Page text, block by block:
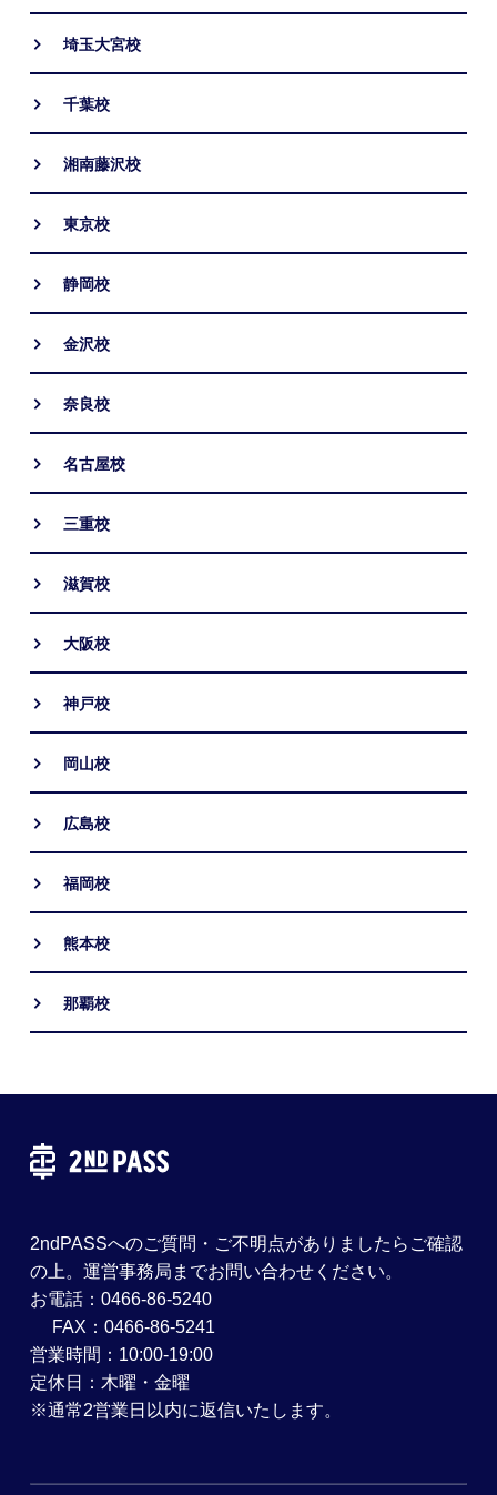
埼玉大宮校
千葉校
湘南藤沢校
東京校
静岡校
金沢校
奈良校
名古屋校
三重校
滋賀校
大阪校
神戸校
岡山校
広島校
福岡校
熊本校
那覇校
2ndPASSへのご質問・ご不明点がありましたらご確認
の上。運営事務局までお問い合わせください。
お電話：0466-86-5240
FAX：0466-86-5241
営業時間：10:00-19:00
定休日：木曜・金曜
※通常2営業日以内に返信いたします。